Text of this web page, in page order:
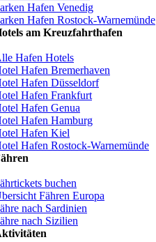
Hafen Venedig
Hafen Rostock-Warnemünde
am Kreuzfahrthafen
Hafen Hotels
Hafen Bremerhaven
Hafen Düsseldorf
Hafen Frankfurt
Hafen Genua
Hafen Hamburg
Hafen Kiel
Hafen Rostock-Warnemünde
buchen
Fähren Europa
nach Sardinien
nach Sizilien